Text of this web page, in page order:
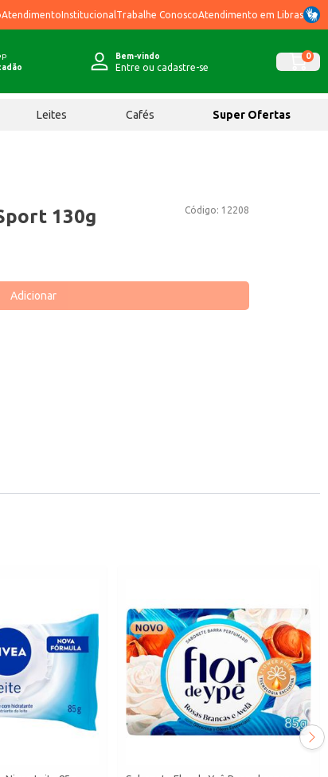
AtendimentoInstitucional Trabalhe ConoscoAtendimento em Libras
Bem-vindo
Entre ou cadastre-se
0
Leites Cafés Super Ofertas
Código: 12208
130g
Adicionar